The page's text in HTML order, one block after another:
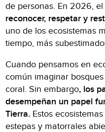
de personas. En 2026,
reconocer, respetar y
uno de los ecosistemas
tiempo, más
Cuando pensamos en
común imaginar
coral. Sin embargo, los
desempeñan un papel
Tierra. Estos
estepas y matorrales